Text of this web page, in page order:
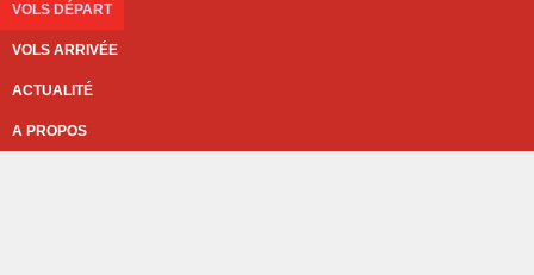
VOLS DÉPART
VOLS ARRIVÉE
ACTUALITÉ
A PROPOS